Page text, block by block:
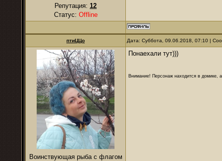
Репутация: 12
Статус: Offline
птиЦЦо Дата: Суббота, 09.06.2018, 07:10 |
Воинствующая рыба с флагом
Понаехали тут)))
Внимание! Персонаж находится в домике,